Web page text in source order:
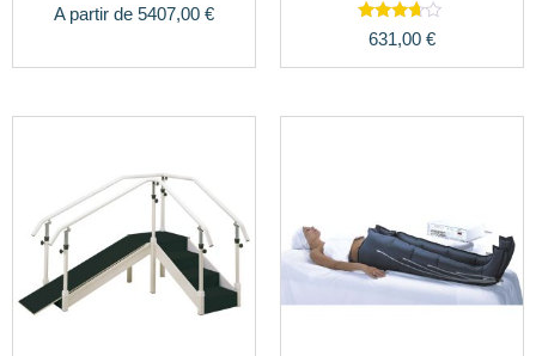
A partir de 5407,00 €
Note
3.50
sur 5
631,00 €